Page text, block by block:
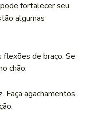
fortalecer seu
algumas
flexões de braço. Se
chão.
Faça agachamentos